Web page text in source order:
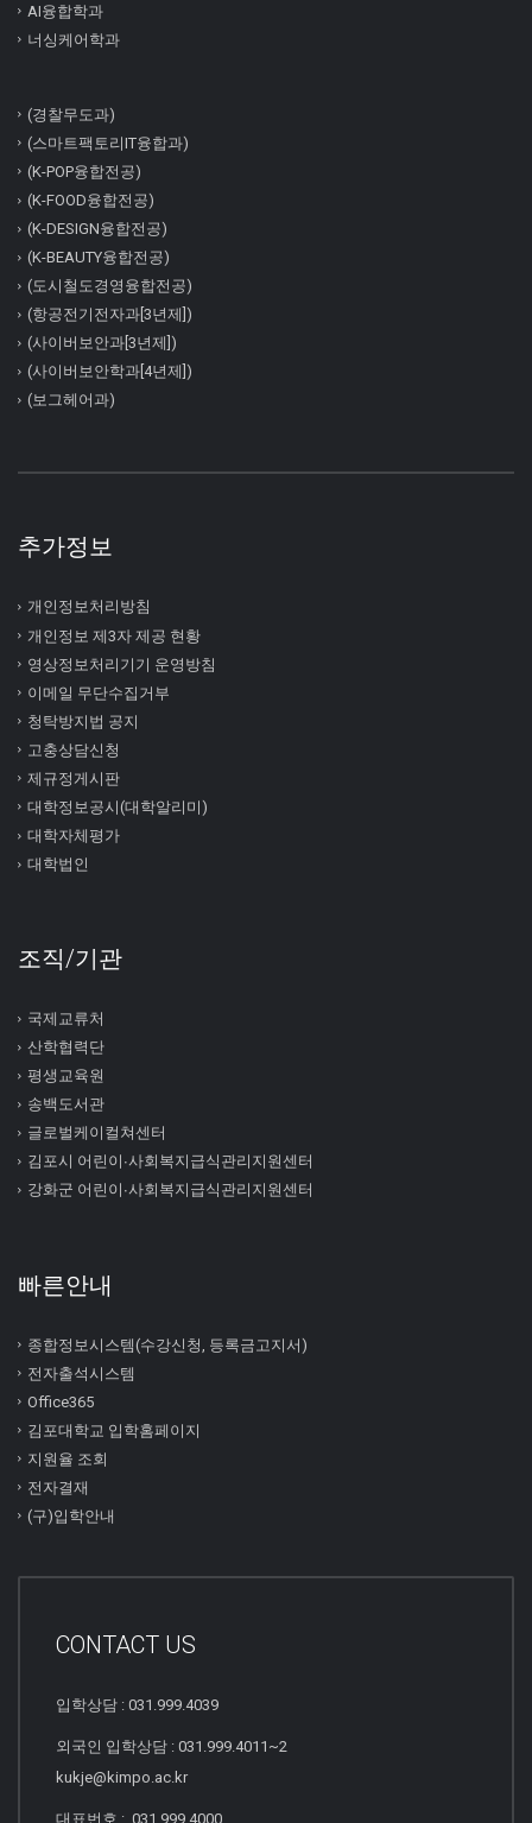
AI융합학과
너싱케어학과
(경찰무도과)
(스마트팩토리IT융합과)
(K-POP융합전공)
(K-FOOD융합전공)
(K-DESIGN융합전공)
(K-BEAUTY융합전공)
(도시철도경영융합전공)
(항공전기전자과[3년제])
(사이버보안과[3년제])
(사이버보안학과[4년제])
(보그헤어과)
추가정보
개인정보처리방침
개인정보 제3자 제공 현황
영상정보처리기기 운영방침
이메일 무단수집거부
청탁방지법 공지
고충상담신청
제규정게시판
대학정보공시(대학알리미)
대학자체평가
대학법인
조직/기관
국제교류처
산학협력단
평생교육원
송백도서관
글로벌케이컬쳐센터
김포시 어린이∙사회복지급식관리지원센터
강화군 어린이∙사회복지급식관리지원센터
빠른안내
종합정보시스템(수강신청, 등록금고지서)
전자출석시스템
Office365
김포대학교 입학홈페이지
지원율 조회
전자결재
(구)입학안내
CONTACT US
입학상담 : 031.999.4039
외국인 입학상담 : 031.999.4011~2
kukje@kimpo.ac.kr
대표번호 : 031.999.4000